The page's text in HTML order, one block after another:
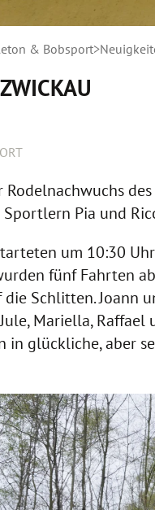
& Bobsport
Pia und
um 10:30
fünf Fahrten
Schlitten.
Mariella,
glückliche, aber